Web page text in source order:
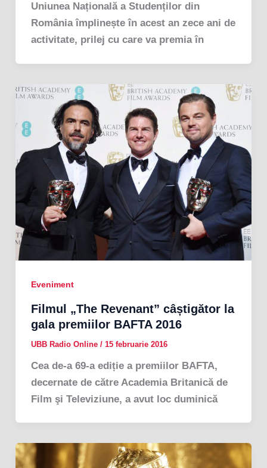
Uniunea Națională a Studenților din
România împlinește în acest an zece ani de
activitate, prilej cu care va premia în
Eveniment
Filmul „The Revenant” câștigător la
gala premiilor BAFTA 2016
UBB Radio Online / 15 februarie 2016
Cea de-a 69-a ediție a premiilor BAFTA,
decernate de către Academia Britanică de
Film şi Televiziune, a avut loc duminică